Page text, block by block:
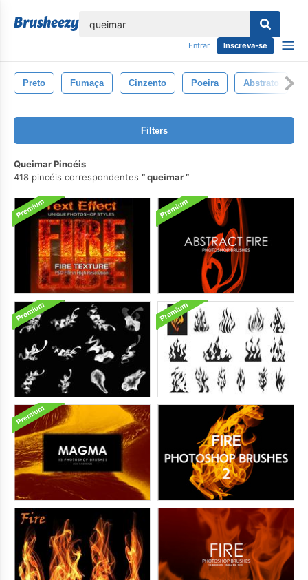
Entrar Inscreva-se
Preto Fumaça Cinzento Poeira Abstrato
Filters
Queimar Pincéis
418 pincéis correspondentes
queimar